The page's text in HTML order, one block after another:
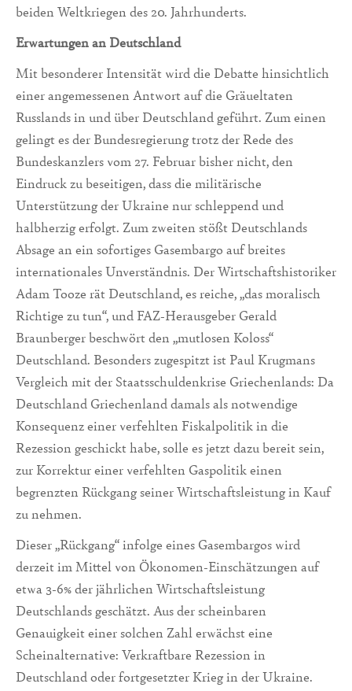
beiden Weltkriegen des 20. Jahrhunderts.
Erwartungen an Deutschland
Mit besonderer Intensität wird die Debatte hinsichtlich
einer angemessenen Antwort auf die Gräueltaten
Russlands in und über Deutschland geführt. Zum einen
gelingt es der Bundesregierung trotz der Rede des
Bundeskanzlers vom 27. Februar bisher nicht, den
Eindruck zu beseitigen, dass die militärische
Unterstützung der Ukraine nur schleppend und
halbherzig erfolgt. Zum zweiten stößt Deutschlands
Absage an ein sofortiges Gasembargo auf breites
internationales Unverständnis. Der Wirtschaftshistoriker
Adam Tooze rät Deutschland, es reiche, „das moralisch
Richtige zu tun“, und FAZ-Herausgeber Gerald
Braunberger beschwört den „mutlosen Koloss“
Deutschland. Besonders zugespitzt ist Paul Krugmans
Vergleich mit der Staatsschuldenkrise Griechenlands: Da
Deutschland Griechenland damals als notwendige
Konsequenz einer verfehlten Fiskalpolitik in die
Rezession geschickt habe, solle es jetzt dazu bereit sein,
zur Korrektur einer verfehlten Gaspolitik einen
begrenzten Rückgang seiner Wirtschaftsleistung in Kauf
zu nehmen.
Dieser „Rückgang“ infolge eines Gasembargos wird
derzeit im Mittel von Ökonomen-Einschätzungen auf
etwa 3-6% der jährlichen Wirtschaftsleistung
Deutschlands geschätzt. Aus der scheinbaren
Genauigkeit einer solchen Zahl erwächst eine
Scheinalternative: Verkraftbare Rezession in
Deutschland oder fortgesetzter Krieg in der Ukraine.